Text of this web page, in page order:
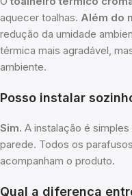
aquecer toalhas. Além do
redução da umidade
térmica mais agradável,
ambiente.
Posso instalar
Sim. A instalação é
parede. Todos os
acompanham o produto.
Qual a diferença